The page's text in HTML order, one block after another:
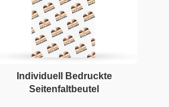
Individuell Bedruckte
Seitenfaltbeutel